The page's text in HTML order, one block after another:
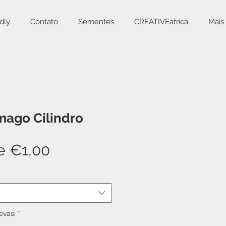
Contato Sementes CREATIVEafrica Mais
Cilindro
€1,00
*